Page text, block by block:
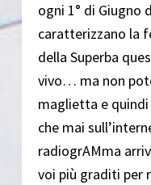
ogni 1° di Giugno
caratterizzano la
della Superba
vivo… ma non
maglietta e
che mai
radiogrAMma
voi più graditi per